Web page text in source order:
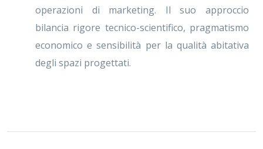
operazioni di marketing. Il suo approccio
bilancia rigore tecnico-scientifico, pragmatismo
economico e sensibilità per la qualità abitativa
degli spazi progettati.